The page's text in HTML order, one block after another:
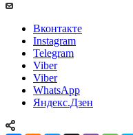
Вконтакте
Instagram
Telegram
Viber
Viber
WhatsApp
Яндекс.Дзен